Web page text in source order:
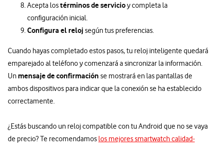
Acepta lostérminos de servicioy completa la
configuración inicial.
Configura el relojsegún tus preferencias.
Cuando hayas completado estos pasos, tu reloj inteligente quedará
emparejado al teléfono y comenzará a sincronizar la información.
Un mensaje de confirmación se mostrará en las pantallas de
ambos dispositivos para indicar que la conexión se ha establecido
correctamente.
¿Estás buscando un reloj compatible con tu Android que no se vaya
de precio? Te recomendamos los mejores smartwatch calidad-